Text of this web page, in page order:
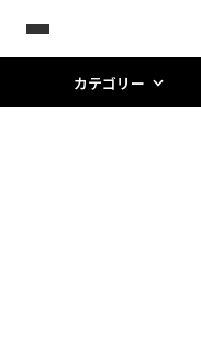
カテゴリー